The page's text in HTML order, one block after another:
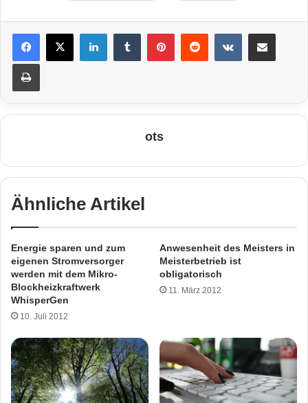
LinkedIn VKontakte
Drucken
ots
Ähnliche Artikel
Energie sparen und zum
eigenen Stromversorger
werden mit dem Mikro-
Blockheizkraftwerk
WhisperGen
10. Juli 2012
Anwesenheit des Meisters in
Meisterbetrieb ist
obligatorisch
11. März 2012